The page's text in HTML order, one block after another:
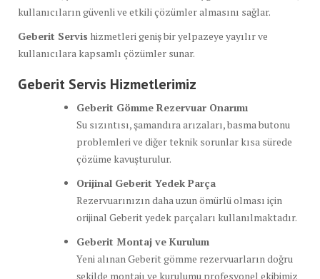
kullanıcıların güvenli ve etkili çözümler almasını sağlar.
Geberit Servis hizmetleri geniş bir yelpazeye yayılır ve
kullanıcılara kapsamlı çözümler sunar.
Geberit Servis Hizmetlerimiz
Geberit Gömme Rezervuar Onarımı
Su sızıntısı, şamandıra arızaları, basma butonu
problemleri ve diğer teknik sorunlar kısa sürede
çözüme kavuşturulur.
Orijinal Geberit Yedek Parça
Rezervuarınızın daha uzun ömürlü olması için
orijinal Geberit yedek parçaları kullanılmaktadır.
Geberit Montaj ve Kurulum
Yeni alınan Geberit gömme rezervuarların doğru
şekilde montajı ve kurulumu profesyonel ekibimiz